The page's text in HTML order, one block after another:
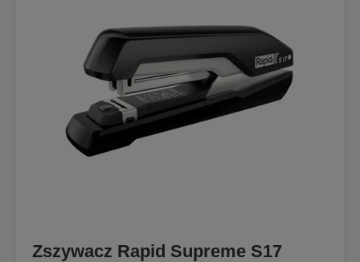
Zszywacz Rapid Supreme S17